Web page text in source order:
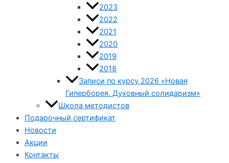
2023
2022
2021
2020
2019
2018
Записи по курсу 2026 «Новая
Гиперборея. Духовный солидаризм»
Школа методистов
Подарочный сертификат
Новости
Акции
Контакты